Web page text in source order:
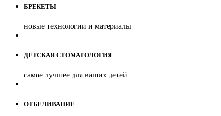
БРЕКЕТЫ
новые технологии и материалы
ДЕТСКАЯ СТОМАТОЛОГИЯ
самое лучшее для ваших детей
ОТБЕЛИВАНИЕ